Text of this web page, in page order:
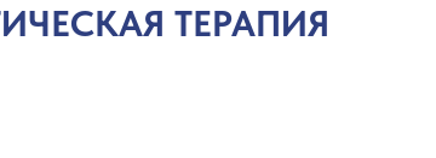
ТЕРАПИЯ